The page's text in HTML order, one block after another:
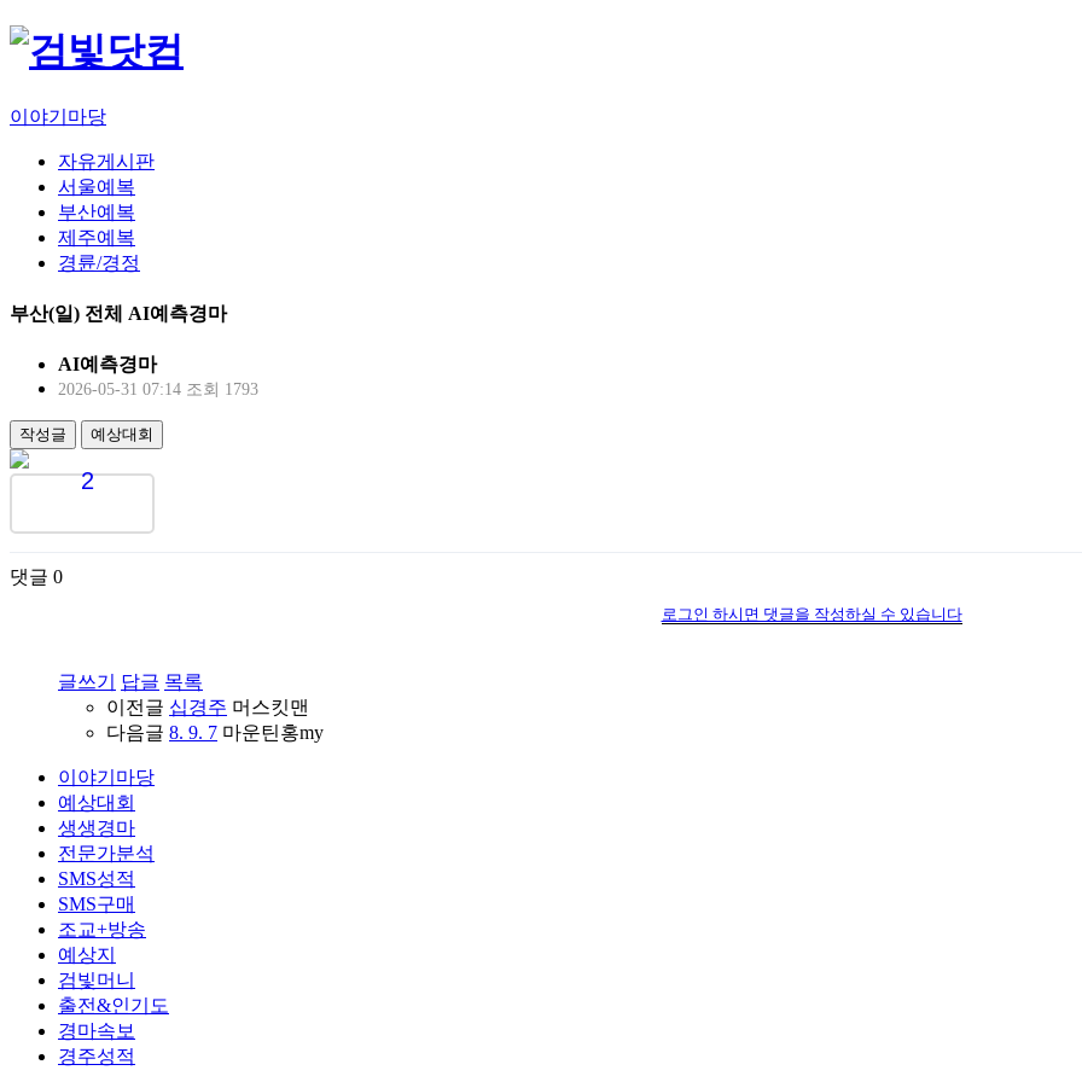
이야기마당
자유게시판
서울예복
부산예복
제주예복
경륜/경정
부산(일) 전체 AI예측경마
AI예측경마
2026-05-31 07:14 조회 1793
작성글 예상대회
2
댓글 0
로그인 하시면 댓글을 작성하실 수 있습니다
글쓰기 답글 목록
이전글 십경주 머스킷맨
다음글 8. 9. 7 마운틴홍my
이야기마당
예상대회
생생경마
전문가분석
SMS성적
SMS구매
조교+방송
예상지
검빛머니
출전&인기도
경마속보
경주성적